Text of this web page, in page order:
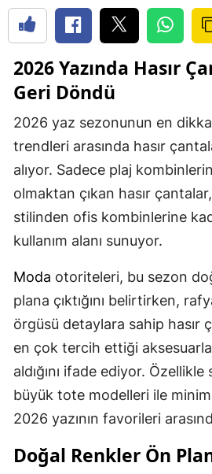
2026 Yazında Hasır
Geri Döndü
2026 yaz sezonunun en
trendleri arasında hasır
alıyor. Sadece plaj
olmaktan çıkan hasır
stilinden ofis kombinlerine
kullanım alanı sunuyor.
Moda otoriteleri, bu sezon
plana çıktığını belirtirken,
örgüsü detaylara sahip hasır
en çok tercih ettiği
aldığını ifade ediyor.
büyük tote modelleri ile
2026 yazının favorileri
Doğal Renkler Ön